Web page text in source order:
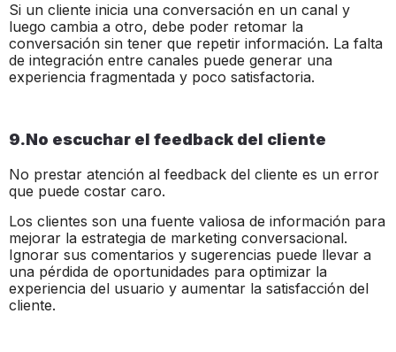
Si un cliente inicia una conversación en un canal y
luego cambia a otro, debe poder retomar la
conversación sin tener que repetir información. La falta
de integración entre canales puede generar una
experiencia fragmentada y poco satisfactoria.
9.No escuchar el feedback del cliente
No prestar atención al feedback del cliente es un error
que puede costar caro.
Los clientes son una fuente valiosa de información para
mejorar la estrategia de marketing conversacional.
Ignorar sus comentarios y sugerencias puede llevar a
una pérdida de oportunidades para optimizar la
experiencia del usuario y aumentar la satisfacción del
cliente.